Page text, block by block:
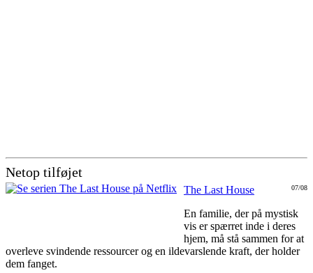
Netop tilføjet
07/08
The Last House
En familie, der på mystisk
vis er spærret inde i deres
hjem, må stå sammen for at
overleve svindende ressourcer og en ildevarslende kraft, der holder
dem fanget.